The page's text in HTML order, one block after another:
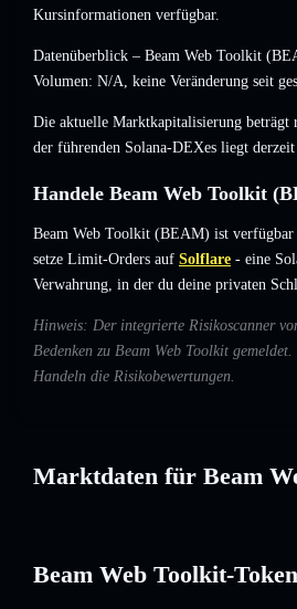
Kursinformationen verfügbar.
Datenüberblick – Beam Web Toolkit
Volumen: N/A, keine Veränderung seit
Die aktuelle Marktkapitalisierung beträgt
der führenden Solana-DEXes liegt
Handele Beam Web Toolkit
Beam Web Toolkit (BEAM) ist verfügbar
setze Limit-Orders auf Solflare - eine
Verwahrung, in der du deine privaten
Hinweis: Der integrierte Risikoscanner
Bedenken zu Beam Web Toolkit
Handeln die Risikobewertungen.
Marktdaten für Beam
Beam Web Toolkit-